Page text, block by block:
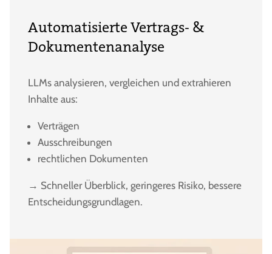
Automatisierte Vertrags- &
Dokumentenanalyse
LLMs analysieren, vergleichen und extrahieren
Inhalte aus:
Verträgen
Ausschreibungen
rechtlichen Dokumenten
→ Schneller Überblick, geringeres Risiko, bessere
Entscheidungsgrundlagen.